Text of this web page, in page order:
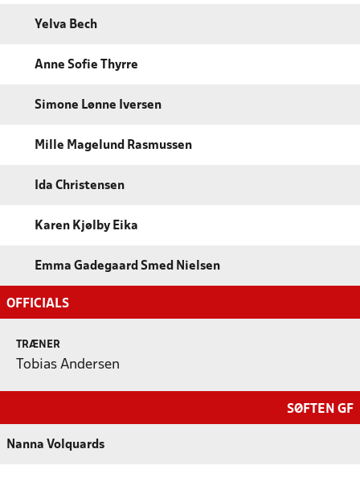
Yelva Bech
Anne Sofie Thyrre
Simone Lønne Iversen
Mille Magelund Rasmussen
Ida Christensen
Karen Kjølby Eika
Emma Gadegaard Smed Nielsen
OFFICIALS
TRÆNER
Tobias Andersen
SØFTEN GF
Nanna Volquards